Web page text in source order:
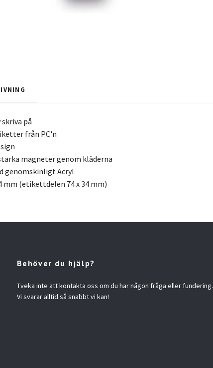
på
från PC'n
magneter genom kläderna
genomskinligt Acryl
mm (etikettdelen 74 x 34 mm)
Behöver du hjälp?
Tveka inte att kontakta oss om du har någon fråga eller fundering.
Vi svarar alltid så snabbt vi kan!